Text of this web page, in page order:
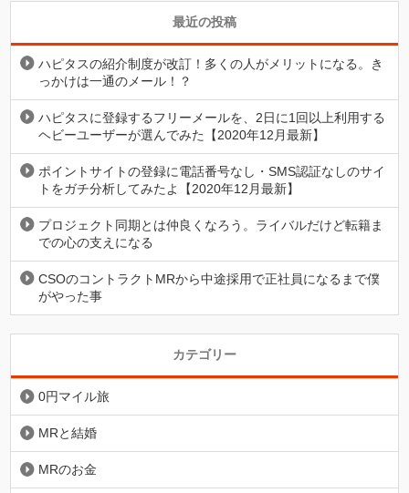
最近の投稿
ハピタスの紹介制度が改訂！多くの人がメリットになる。き
っかけは一通のメール！？
ハピタスに登録するフリーメールを、2日に1回以上利用する
ヘビーユーザーが選んでみた【2020年12月最新】
ポイントサイトの登録に電話番号なし・SMS認証なしのサイ
トをガチ分析してみたよ【2020年12月最新】
プロジェクト同期とは仲良くなろう。ライバルだけど転籍ま
での心の支えになる
CSOのコントラクトMRから中途採用で正社員になるまで僕
がやった事
カテゴリー
0円マイル旅
MRと結婚
MRのお金